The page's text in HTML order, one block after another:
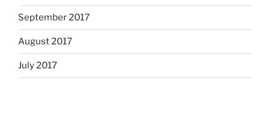
September 2017
August 2017
July 2017